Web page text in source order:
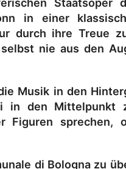
Staatsoper
in einer
durch ihre Treue
nie aus den
Musik in den
in den
Figuren sprechen,
di Bologna zu